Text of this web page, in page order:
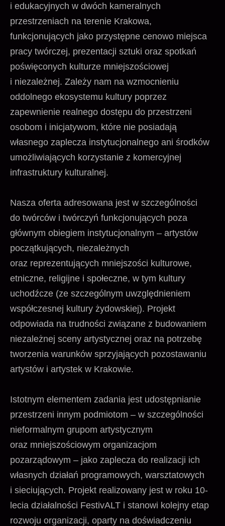
i edukacyjnych w dwóch kameralnych
przestrzeniach na terenie Krakowa,
funkcjonujących jako przystępne cenowo miejsca
pracy twórczej, prezentacji sztuki oraz spotkań
poświęconych kulturze mniejszościowej
i niezależnej. Zależy nam na wzmocnieniu
oddolnego ekosystemu kultury poprzez
zapewnienie realnego dostępu do przestrzeni
osobom i inicjatywom, które nie posiadają
własnego zaplecza instytucjonalnego ani środków
umożliwiających korzystanie z komercyjnej
infrastruktury kulturalnej.
Nasza oferta adresowana jest w szczególności
do twórców i twórczyń funkcjonujących poza
głównym obiegiem instytucjonalnym – artystów
początkujących, niezależnych
oraz reprezentujących mniejszości kulturowe,
etniczne, religijne i społeczne, w tym kultury
uchodźcze (ze szczególnym uwzględnieniem
współczesnej kultury żydowskiej). Projekt
odpowiada na trudności związane z budowaniem
niezależnej sceny artystycznej oraz na potrzebę
tworzenia warunków sprzyjających pozostawaniu
artystów i artystek w Krakowie.
Istotnym elementem zadania jest udostępnianie
przestrzeni innym podmiotom – w szczególności
nieformalnym grupom artystycznym
oraz mniejszościowym organizacjom
pozarządowym – jako zaplecza do realizacji ich
własnych działań programowych, warsztatowych
i sieciujących. Projekt realizowany jest w roku 10-
lecia działalności FestivALT i stanowi kolejny etap
rozwoju organizacji, oparty na doświadczeniu